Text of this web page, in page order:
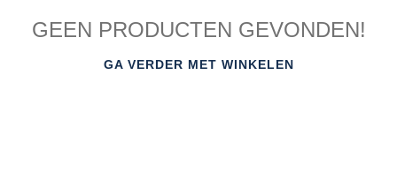
GEEN PRODUCTEN GEVONDEN!
GA VERDER MET WINKELEN